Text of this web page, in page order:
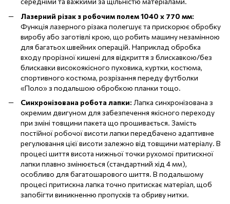
Лазерний різак з робочим полем 1040 х 770 мм:
Функція лазерного різака полегшує та прискорює обробку
виробу або заготівлі крою, що робить машину незамінною
для багатьох швейних операцій. Наприклад обробка
входу прорізної кишені для відкриття з блискавкою/без
блискавки високоякісного пуховика, куртки, костюма,
спортивного костюма, розрізання переду футболки
«Поло» з подальшою обробкою планки тощо.
Синхронізована робота лапки: Лапка синхронізована з
окремим двигуном для забезпечення якісного переходу
при зміні товщини пакета що прошивається. Замість
постійної робочої висоти лапки передбачено адаптивне
регулювання цієї висоти залежно від товщини матеріалу. В
процесі шиття висота нижньої точки рухомої притискної
лапки плавно змінюється (стандартний хід 4 мм),
особливо для багатошарового шиття. В подальшому
процесі притискна лапка точно притискає матеріал, щоб
запобігти виникненню пропусків та обриву нитки.